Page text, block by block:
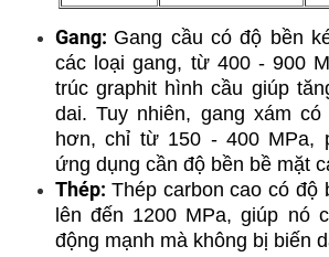
Gang: Gang cầu có độ bền
các loại gang, từ 400 - 900
trúc graphit hình cầu giúp
dai. Tuy nhiên, gang xám
hơn, chỉ từ 150 - 400 MPa,
ứng dụng cần độ bền bề mặt
Thép: Thép carbon cao có độ
lên đến 1200 MPa, giúp nó
động mạnh mà không bị biến